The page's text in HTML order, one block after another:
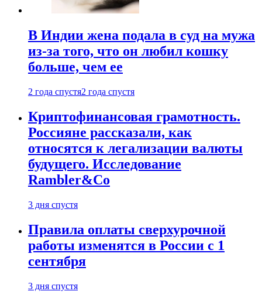
В Индии жена подала в суд на мужа
из-за того, что он любил кошку
больше, чем ее
2 года спустя2 года спустя
Криптофинансовая грамотность.
Россияне рассказали, как
относятся к легализации валюты
будущего. Исследование
Rambler&Co
3 дня спустя
Правила оплаты сверхурочной
работы изменятся в России с 1
сентября
3 дня спустя